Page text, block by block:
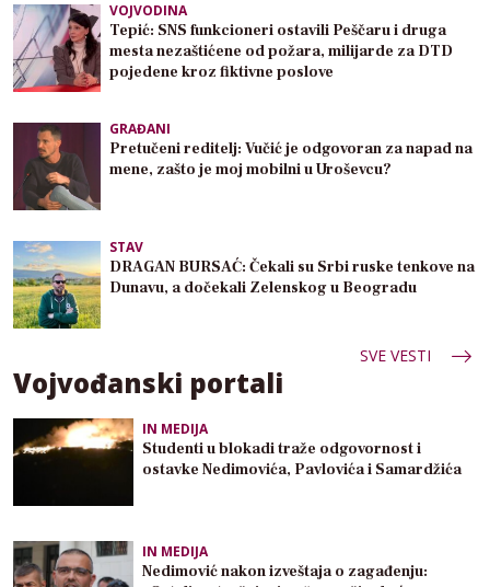
VOJVODINA
Tepić: SNS funkcioneri ostavili Peščaru i druga
mesta nezaštićene od požara, milijarde za DTD
pojedene kroz fiktivne poslove
GRAĐANI
Pretučeni reditelj: Vučić je odgovoran za napad na
mene, zašto je moj mobilni u Uroševcu?
STAV
DRAGAN BURSAĆ: Čekali su Srbi ruske tenkove na
Dunavu, a dočekali Zelenskog u Beogradu
SVE VESTI
Vojvođanski portali
IN MEDIJA
Studenti u blokadi traže odgovornost i
ostavke Nedimovića, Pavlovića i Samardžića
IN MEDIJA
Nedimović nakon izveštaja o zagađenju: